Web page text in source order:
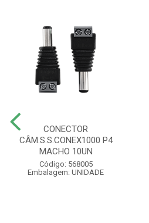
CONECTOR
CÂM.S.S.CONEX1000 P4
MACHO 10UN
Código: 568005
Embalagem: UNIDADE